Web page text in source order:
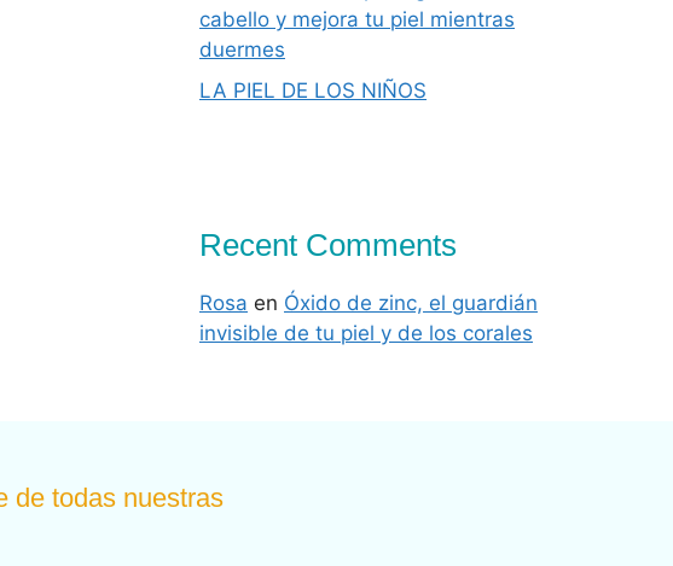
cabello y mejora tu piel mientras
duermes
LA PIEL DE LOS NIÑOS
Recent Comments
Rosa en Óxido de zinc, el guardián
invisible de tu piel y de los corales
de todas nuestras